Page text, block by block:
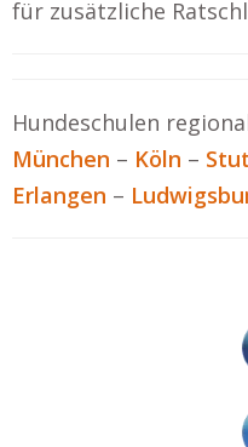
für zusätzliche
Hundeschulen
München – Köln –
Erlangen –